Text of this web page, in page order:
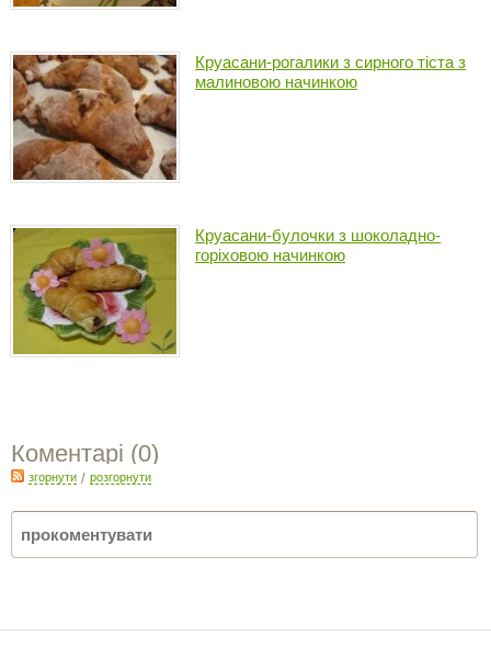
Круасани-рогалики з сирного тіста з
малиновою начинкою
Круасани-булочки з шоколадно-
горіховою начинкою
Коментарі (0)
згорнути / розгорнути